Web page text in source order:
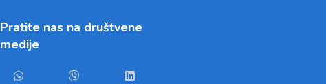
Pratite nas na društvene
medije